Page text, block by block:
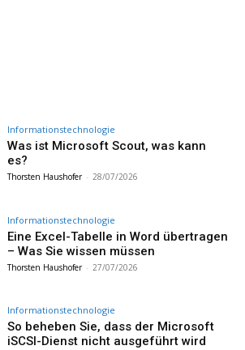
Informationstechnologie
Was ist Microsoft Scout, was kann
es?
Thorsten Haushofer - 28/07/2026
Informationstechnologie
Eine Excel-Tabelle in Word übertragen
– Was Sie wissen müssen
Thorsten Haushofer - 27/07/2026
Informationstechnologie
So beheben Sie, dass der Microsoft
iSCSI-Dienst nicht ausgeführt wird